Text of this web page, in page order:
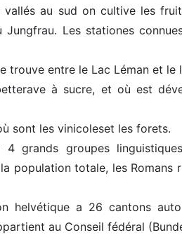
au sud on cultive les
Jungfrau. Les stationes
trouve entre le Lac Léman et
à sucre, et où est
sont les vinicoleset les forets.
grands groupes
population totale, les Romans
helvétique a 26 cantons
au Conseil fédéral